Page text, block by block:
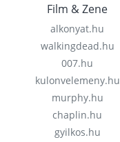
Film & Zene
alkonyat.hu
walkingdead.hu
007.hu
kulonvelemeny.hu
murphy.hu
chaplin.hu
gyilkos.hu